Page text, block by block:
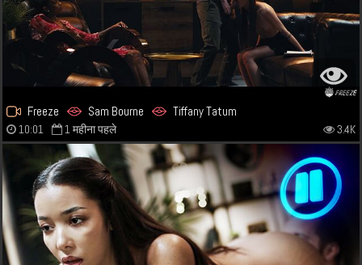
Freeze Sam Bourne Tiffany Tatum
10:01 1 महीना पहले 3.4K